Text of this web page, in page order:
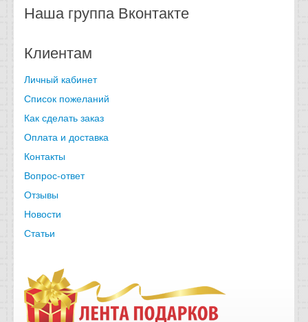
Наша группа Вконтакте
Клиентам
Личный кабинет
Список пожеланий
Как сделать заказ
Оплата и доставка
Контакты
Вопрос-ответ
Отзывы
Новости
Статьи